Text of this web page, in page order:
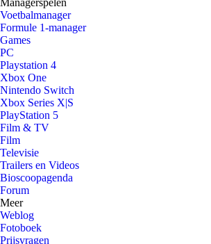
Managerspelen
Voetbalmanager
Formule 1-manager
Games
PC
Playstation 4
Xbox One
Nintendo Switch
Xbox Series X|S
PlayStation 5
Film & TV
Film
Televisie
Trailers en Videos
Bioscoopagenda
Forum
Meer
Weblog
Fotoboek
Prijsvragen